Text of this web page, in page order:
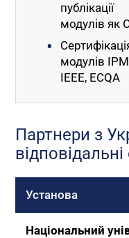
публікації
модулів як
модулів
IEEE, ECQA
Партнери з
Установа
Національний